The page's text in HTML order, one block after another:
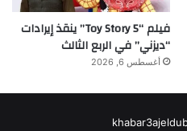
فيلم “Toy Story 5” ينقذ إيرادات
“ديزني” في الربع الثالث
أغسطس 6, 2026